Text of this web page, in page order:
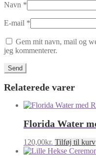
Navn *
E-mail *
Gem mit navn, mail og
jeg kommenterer.
Relaterede varer
Florida Water
120,00kr. Tilføj til kurv